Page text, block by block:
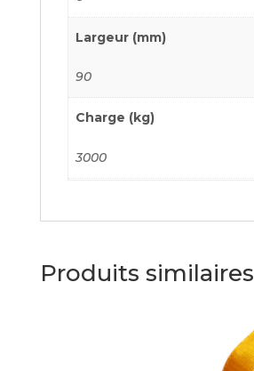
Largeur (mm)
90
Charge (kg)
3000
Produits similaires